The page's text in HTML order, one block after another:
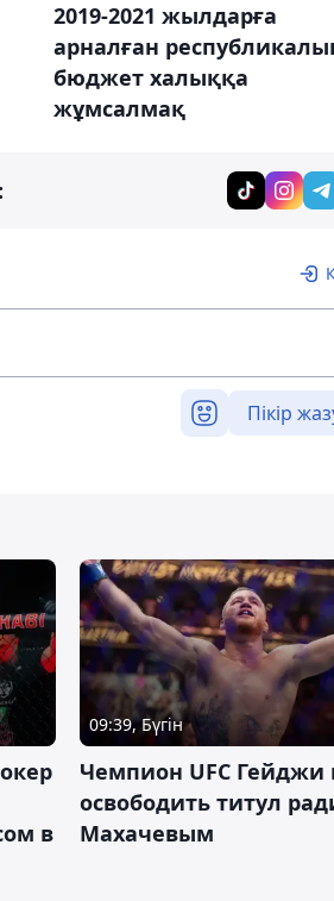
2019-2021 жылдарға
арналған
бюджет халыққа
жұмсалмақ
Пікір
в
09:39, Бүгін
Чемпион UFC
освободить титул
Махачевым